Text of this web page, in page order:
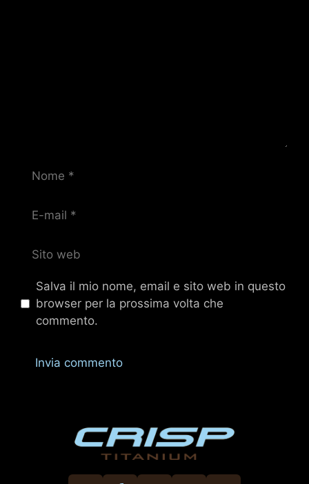
mail
web
Salva il mio nome, email e sito web in questo
browser per la prossima volta che
commento.